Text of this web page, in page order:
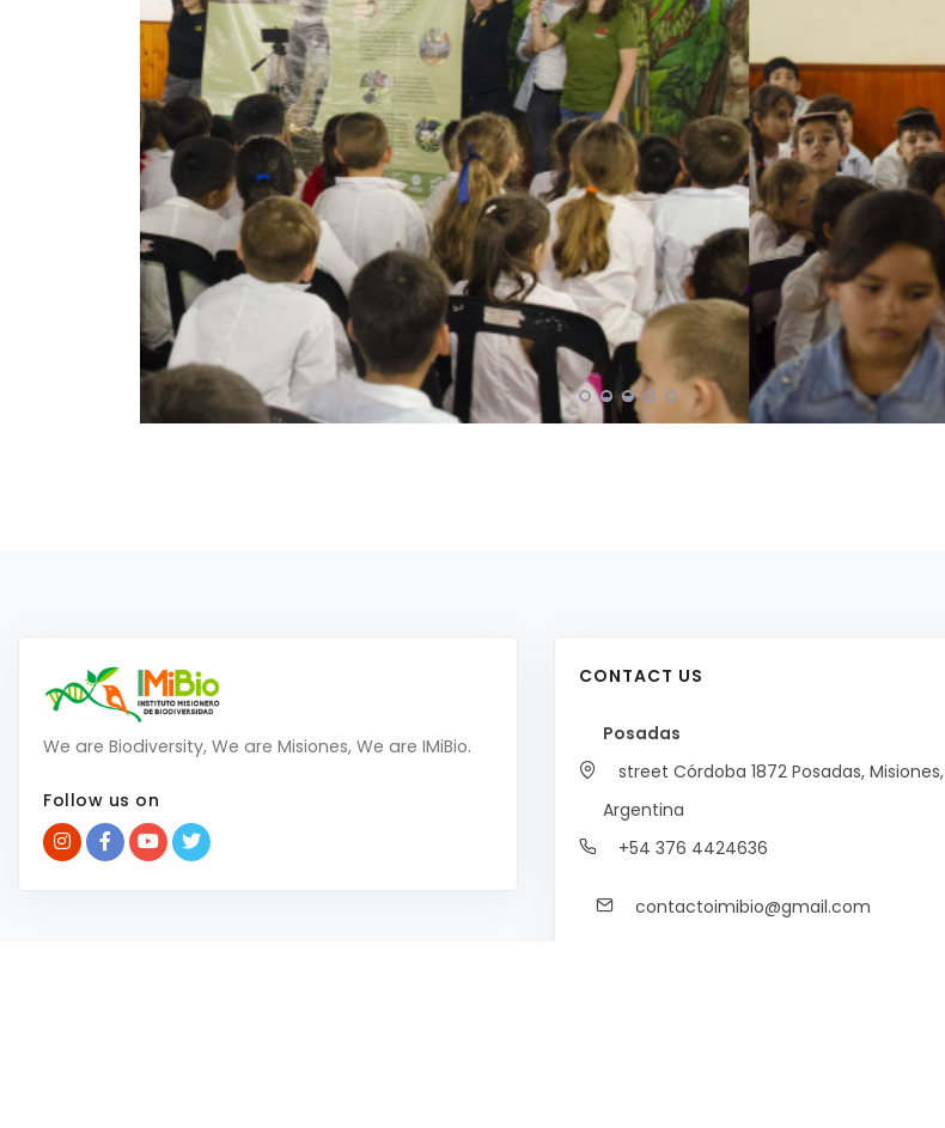
We are Biodiversity, We are Misiones, We are IMiBio.
Follow us on
CONTACT US
Posadas
street Córdoba 1872 Posadas, Misiones,
Argentina
+54 376 4424636
contactoimibio@gmail.com